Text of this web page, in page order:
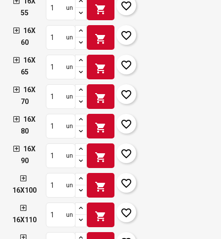
55
un shopping_cart favorite_border
16X
60
un shopping_cart favorite_border
16X
65
un shopping_cart favorite_border
16X
70
un shopping_cart favorite_border
16X
80
un shopping_cart favorite_border
16X
90
un shopping_cart favorite_border
16X100
un shopping_cart favorite_border
16X110
un shopping_cart favorite_border